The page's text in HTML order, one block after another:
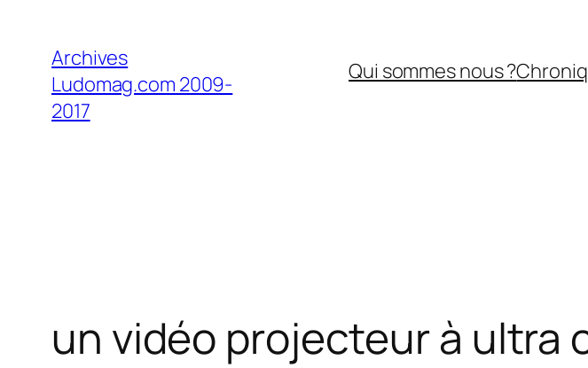
contenu
Archives
Ludomag.com 2009-
2017
Qui sommes nous ?
un vidéo projecteur à ultra